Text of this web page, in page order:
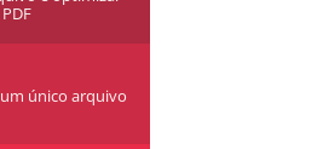
único arquivo